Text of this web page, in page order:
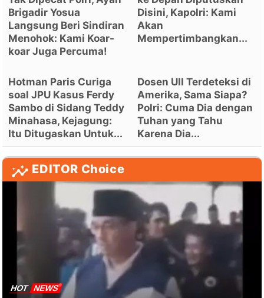
Brigadir Yosua
Langsung Beri Sindiran
Menohok: Kami Koar-
koar Juga Percuma!
Disini, Kapolri: Kami
Akan
Mempertimbangkan...
Hotman Paris Curiga
soal JPU Kasus Ferdy
Sambo di Sidang Teddy
Minahasa, Kejagung:
Itu Ditugaskan Untuk...
Dosen UII Terdeteksi di
Amerika, Sama Siapa?
Polri: Cuma Dia dengan
Tuhan yang Tahu
Karena Dia...
EDITOR Choice
HOT NEWS